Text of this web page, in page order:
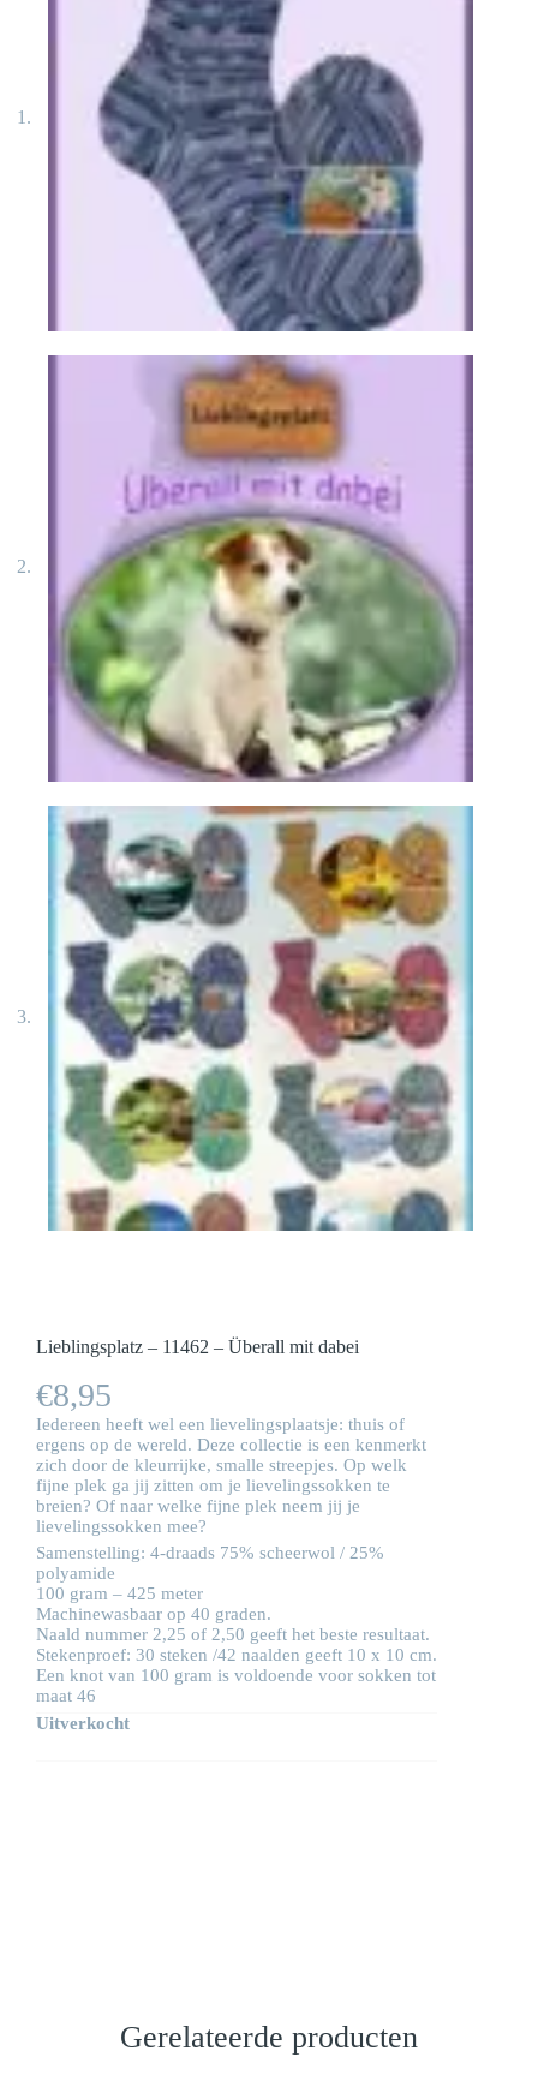
Lieblingsplatz – 11462 – Überall mit dabei
€8,95
Iedereen heeft wel een lievelingsplaatsje: thuis of
ergens op de wereld. Deze collectie is een kenmerkt
zich door de kleurrijke, smalle streepjes. Op welk
fijne plek ga jij zitten om je lievelingssokken te
breien? Of naar welke fijne plek neem jij je
lievelingssokken mee?
Samenstelling: 4-draads 75% scheerwol / 25%
polyamide
100 gram – 425 meter
Machinewasbaar op 40 graden.
Naald nummer 2,25 of 2,50 geeft het beste resultaat.
Stekenproef: 30 steken /42 naalden geeft 10 x 10 cm.
Een knot van 100 gram is voldoende voor sokken tot
maat 46
Uitverkocht
Gerelateerde producten